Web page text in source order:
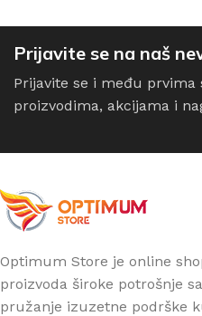
Prijavite se na naš
Prijavite se i među prvima
proizvodima, akcijama i
Optimum Store je online
proizvoda široke potrošnje
pružanje izuzetne podrške